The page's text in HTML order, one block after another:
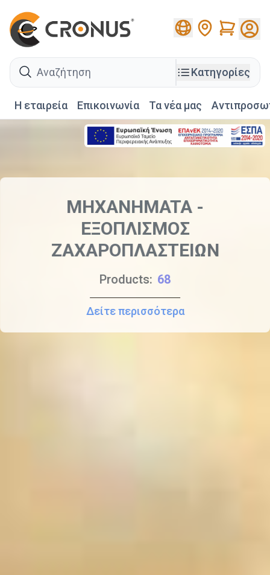
Cart
search
Κατηγορίες
Η εταιρεία Επικοινωνία Τα νέα μας
MHXANHMATA -
EΞOΠΛIΣMOΣ
ZAXAPOΠΛAΣTEIΩN
Products: 267
Δείτε περισσότερα